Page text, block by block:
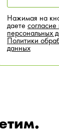
Нажимая на
даете
персональных
Политики
данных